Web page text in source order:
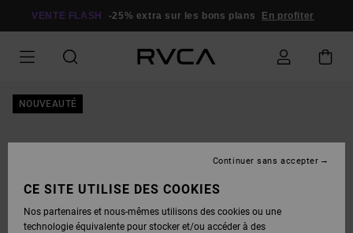
VENTE FLASH -25% extra sur les bons plans En profiter
NOUVEAUTÉ
CE SITE UTILISE DES COOKIES
Nos partenaires et nous-mêmes utilisons des cookies ou une
technologie équivalente pour stocker et/ou accéder à des
Continuer sans accepter